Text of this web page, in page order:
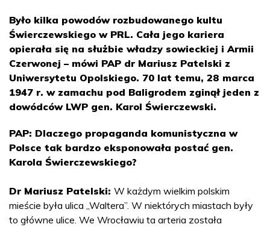
Było kilka powodów rozbudowanego kultu
Świerczewskiego w PRL. Cała jego kariera
opierała się na służbie władzy sowieckiej i Armii
Czerwonej – mówi PAP dr Mariusz Patelski z
Uniwersytetu Opolskiego. 70 lat temu, 28 marca
1947 r. w zamachu pod Baligrodem zginął jeden z
dowódców LWP gen. Karol Świerczewski.
PAP: Dlaczego propaganda komunistyczna w
Polsce tak bardzo eksponowała postać gen.
Karola Świerczewskiego?
Dr Mariusz Patelski: W każdym wielkim polskim
mieście była ulica „Waltera”. W niektórych miastach były
to główne ulice. We Wrocławiu ta arteria została